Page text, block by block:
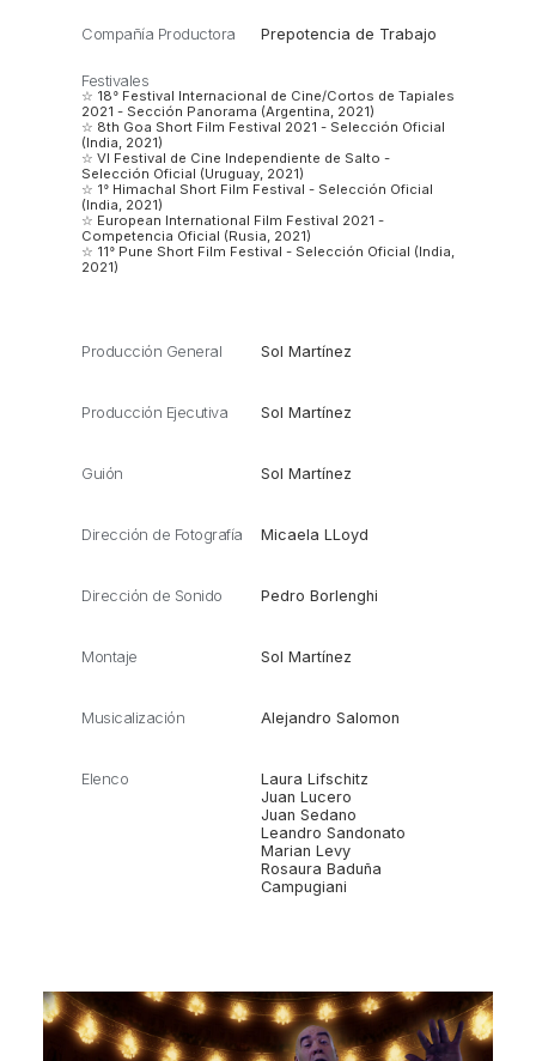
Compañía Productora Prepotencia de Trabajo
Festivales
☆ 18° Festival Internacional de Cine/Cortos de Tapiales
2021 - Sección Panorama (Argentina, 2021)
☆ 8th Goa Short Film Festival 2021 - Selección Oficial
(India, 2021)
☆ VI Festival de Cine Independiente de Salto -
Selección Oficial (Uruguay, 2021)
☆ 1° Himachal Short Film Festival - Selección Oficial
(India, 2021)
☆ European International Film Festival 2021 -
Competencia Oficial (Rusia, 2021)
☆ 11° Pune Short Film Festival - Selección Oficial (India,
2021)
Producción General Sol Martínez
Producción Ejecutiva Sol Martínez
Guión Sol Martínez
Dirección de Fotografía Micaela LLoyd
Dirección de Sonido Pedro Borlenghi
Montaje Sol Martínez
Musicalización Alejandro Salomon
Elenco
Laura Lifschitz
Juan Lucero
Juan Sedano
Leandro Sandonato
Marian Levy
Rosaura Baduña
Campugiani